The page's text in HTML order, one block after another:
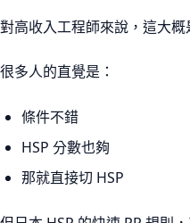
對高收入工程師來說，這大概
很多人的直覺是：
條件不錯
HSP 分數也夠
那就直接切 HSP